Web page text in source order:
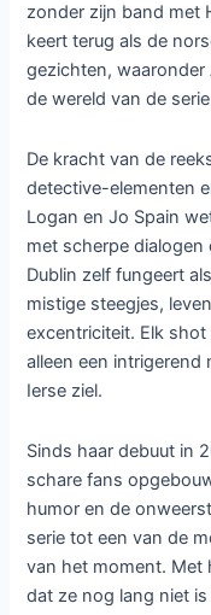
zonder zijn band met
keert terug als de
gezichten, waaronder
de wereld van de
De kracht van de
detective-elementen
Logan en Jo Spain
met scherpe
Dublin zelf fungeert
mistige steegjes,
excentriciteit. Elk
alleen een intrigerend
Ierse ziel.
Sinds haar debuut in
schare fans
humor en de
serie tot een van de
van het moment.
dat ze nog lang niet